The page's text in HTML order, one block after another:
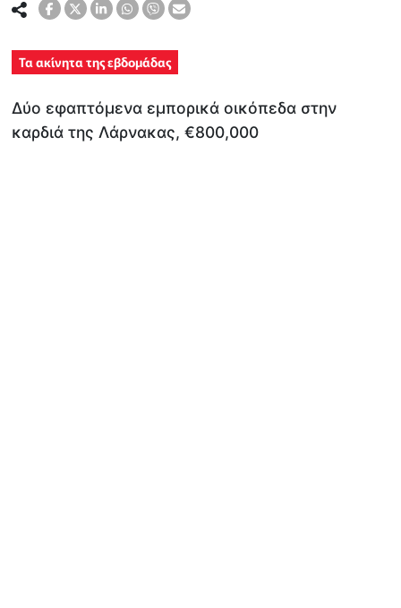
Τα ακίνητα της εβδομάδας
Δύο εφαπτόμενα εμπορικά οικόπεδα στην
καρδιά της Λάρνακας, €800,000